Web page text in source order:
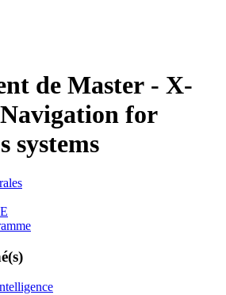
de Master - X-
Navigation for
systems